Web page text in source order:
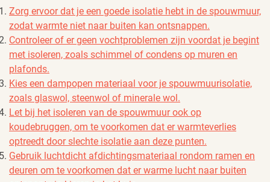
Zorg ervoor dat je een goede isolatie hebt in de spouwmuur,
zodat warmte niet naar buiten kan ontsnappen.
Controleer of er geen vochtproblemen zijn voordat je begint
met isoleren, zoals schimmel of condens op muren en
plafonds.
Kies een dampopen materiaal voor je spouwmuurisolatie,
zoals glaswol, steenwol of minerale wol.
Let bij het isoleren van de spouwmuur ook op
koudebruggen, om te voorkomen dat er warmteverlies
optreedt door slechte isolatie aan deze punten.
Gebruik luchtdicht afdichtingsmateriaal rondom ramen en
deuren om te voorkomen dat er warme lucht naar buiten